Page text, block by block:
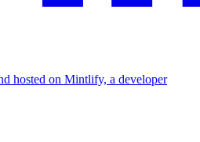
hosted on Mintlify, a developer